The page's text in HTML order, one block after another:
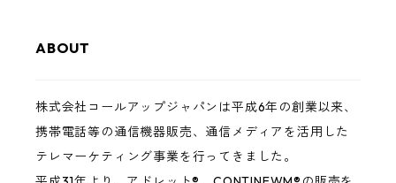
ABOUT
株式会社コールアップジャパンは平成6年の創業以来、
携帯電話等の通信機器販売、通信メディアを活用した
テレマーケティング事業を行ってきました。